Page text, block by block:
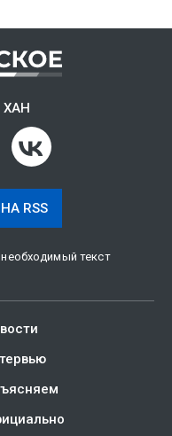
ХАН
RSS
текст